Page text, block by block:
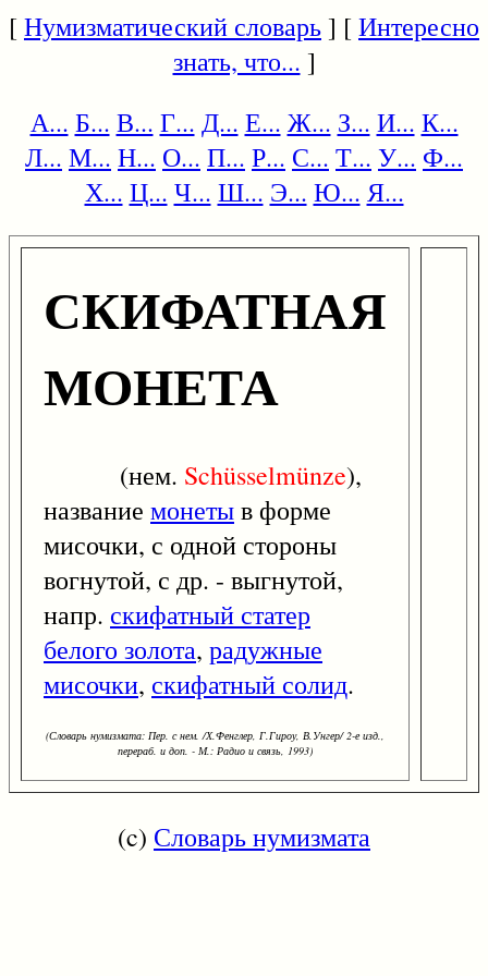
[Нумизматический словарь] [Интересно
знать, что... ]
А... Б... В... Г... Д... Е... Ж... З... И... К...
Л... М... Н... О... П... Р... С... Т... У... Ф...
Х... Ц... Ч... Ш... Э... Ю... Я...
СКИФАТНАЯ
МОНЕТА
(нем. Schüsselmünze),
название монетыв форме
мисочки, с одной стороны
вогнутой, с др. - выгнутой,
напр. скифатный статер
белого золота, радужные
мисочки, скифатный солид.
(Словарь нумизмата: Пер. с нем. /Х.Фенглер, Г.Гироу, В.Унгер/ 2-е изд.,
перераб. и доп. - М.: Радио и связь, 1993)
(c) Словарь нумизмата